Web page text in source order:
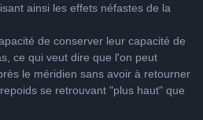
ainsi les effets néfastes de la
de conserver leur capacité de
ce qui veut dire que l'on peut
le méridien sans avoir à retourner
se retrouvant "plus haut" que